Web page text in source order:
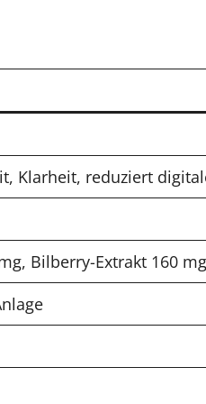
Klarheit, reduziert
Bilberry-Extrakt 160 mg